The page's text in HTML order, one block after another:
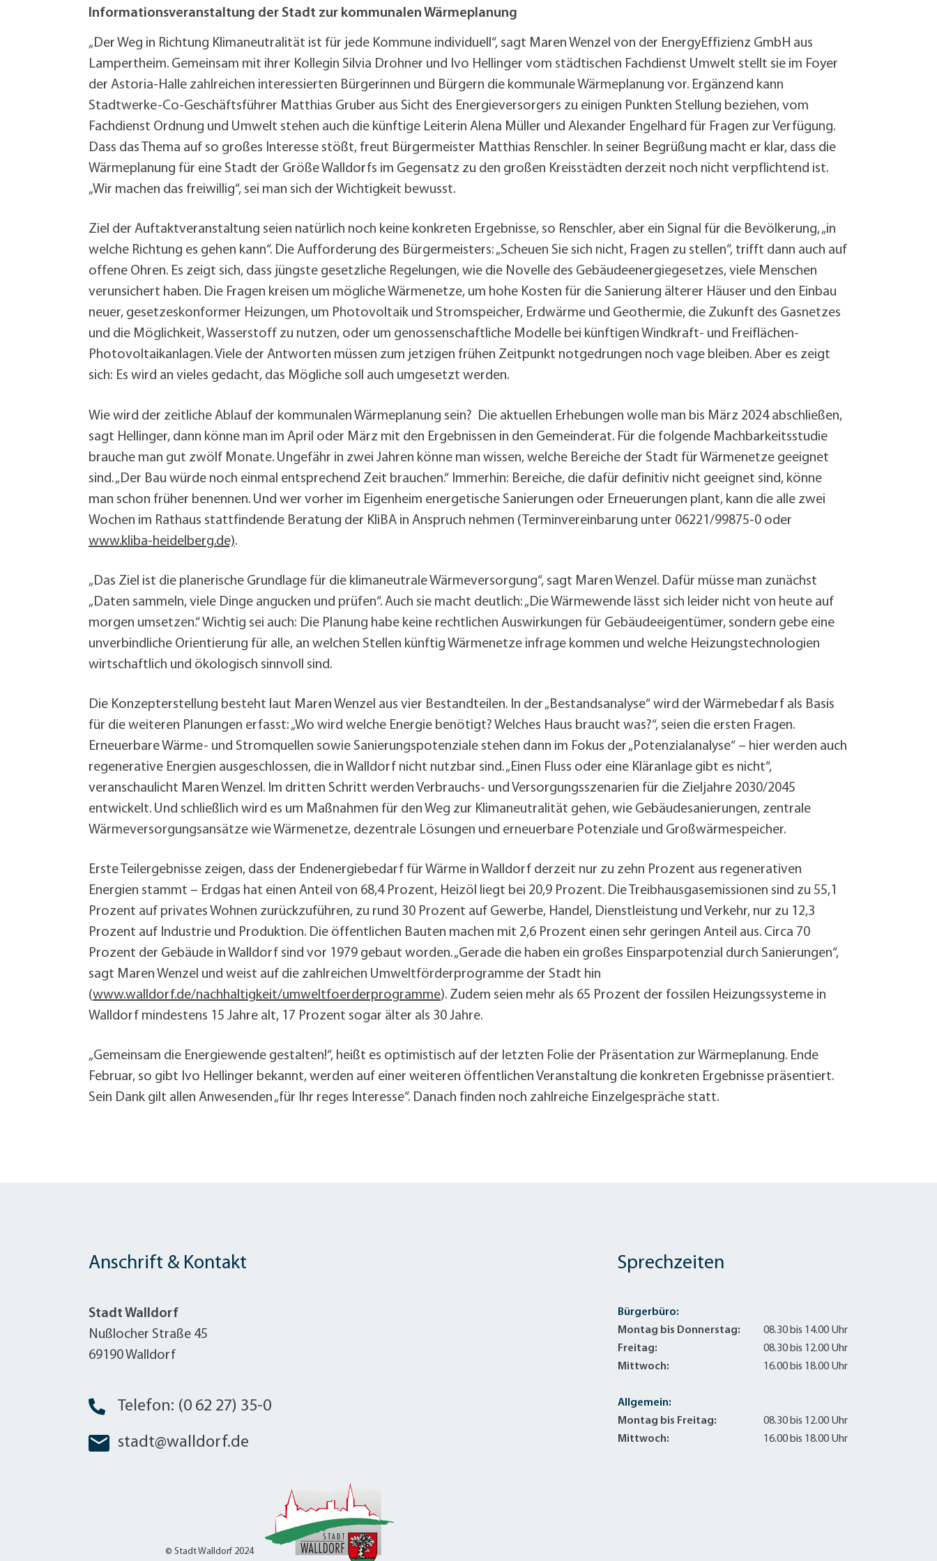
Walldorf-Süd 2. BA
Wohnungsbauförderung
Veranstaltungskalender
Was erledige ich wo?
Wegbeschreibung
Zahlen und Fakten
Informationsveranstaltung der Stadt zur kommunalen Wärmeplanung
„Der Weg in Richtung Klimaneutralität ist für jede Kommune individuell“, sagt Maren Wenzel von der EnergyEffizienz GmbH aus
Lampertheim. Gemeinsam mit ihrer Kollegin Silvia Drohner und Ivo Hellinger vom städtischen Fachdienst Umwelt stellt sie im Foyer
der Astoria-Halle zahlreichen interessierten Bürgerinnen und Bürgern die kommunale Wärmeplanung vor. Ergänzend kann
Stadtwerke-Co-Geschäftsführer Matthias Gruber aus Sicht des Energieversorgers zu einigen Punkten Stellung beziehen, vom
Fachdienst Ordnung und Umwelt stehen auch die künftige Leiterin Alena Müller und Alexander Engelhard für Fragen zur Verfügung.
Dass das Thema auf so großes Interesse stößt, freut Bürgermeister Matthias Renschler. In seiner Begrüßung macht er klar, dass die
Wärmeplanung für eine Stadt der Größe Walldorfs im Gegensatz zu den großen Kreisstädten derzeit noch nicht verpflichtend ist.
„Wir machen das freiwillig“, sei man sich der Wichtigkeit bewusst.
Ziel der Auftaktveranstaltung seien natürlich noch keine konkreten Ergebnisse, so Renschler, aber ein Signal für die Bevölkerung, „in
welche Richtung es gehen kann“. Die Aufforderung des Bürgermeisters: „Scheuen Sie sich nicht, Fragen zu stellen“, trifft dann auch auf
offene Ohren. Es zeigt sich, dass jüngste gesetzliche Regelungen, wie die Novelle des Gebäudeenergiegesetzes, viele Menschen
verunsichert haben. Die Fragen kreisen um mögliche Wärmenetze, um hohe Kosten für die Sanierung älterer Häuser und den Einbau
neuer, gesetzeskonformer Heizungen, um Photovoltaik und Stromspeicher, Erdwärme und Geothermie, die Zukunft des Gasnetzes
und die Möglichkeit, Wasserstoff zu nutzen, oder um genossenschaftliche Modelle bei künftigen Windkraft- und Freiflächen-
Photovoltaikanlagen. Viele der Antworten müssen zum jetzigen frühen Zeitpunkt notgedrungen noch vage bleiben. Aber es zeigt
sich: Es wird an vieles gedacht, das Mögliche soll auch umgesetzt werden.
Wie wird der zeitliche Ablauf der kommunalen Wärmeplanung sein? Die aktuellen Erhebungen wolle man bis März 2024 abschließen,
sagt Hellinger, dann könne man im April oder März mit den Ergebnissen in den Gemeinderat. Für die folgende Machbarkeitsstudie
brauche man gut zwölf Monate. Ungefähr in zwei Jahren könne man wissen, welche Bereiche der Stadt für Wärmenetze geeignet
sind. „Der Bau würde noch einmal entsprechend Zeit brauchen.“ Immerhin: Bereiche, die dafür definitiv nicht geeignet sind, könne
man schon früher benennen. Und wer vorher im Eigenheim energetische Sanierungen oder Erneuerungen plant, kann die alle zwei
Wochen im Rathaus stattfindende Beratung der KliBA in Anspruch nehmen (Terminvereinbarung unter 06221/99875-0 oder
www.kliba-heidelberg.de).
„Das Ziel ist die planerische Grundlage für die klimaneutrale Wärmeversorgung“, sagt Maren Wenzel. Dafür müsse man zunächst
„Daten sammeln, viele Dinge angucken und prüfen“. Auch sie macht deutlich: „Die Wärmewende lässt sich leider nicht von heute auf
morgen umsetzen.“ Wichtig sei auch: Die Planung habe keine rechtlichen Auswirkungen für Gebäudeeigentümer, sondern gebe eine
unverbindliche Orientierung für alle, an welchen Stellen künftig Wärmenetze infrage kommen und welche Heizungstechnologien
wirtschaftlich und ökologisch sinnvoll sind.
Die Konzepterstellung besteht laut Maren Wenzel aus vier Bestandteilen. In der „Bestandsanalyse“ wird der Wärmebedarf als Basis
für die weiteren Planungen erfasst: „Wo wird welche Energie benötigt? Welches Haus braucht was?“, seien die ersten Fragen.
Erneuerbare Wärme- und Stromquellen sowie Sanierungspotenziale stehen dann im Fokus der „Potenzialanalyse“ – hier werden auch
regenerative Energien ausgeschlossen, die in Walldorf nicht nutzbar sind. „Einen Fluss oder eine Kläranlage gibt es nicht“,
veranschaulicht Maren Wenzel. Im dritten Schritt werden Verbrauchs- und Versorgungsszenarien für die Zieljahre 2030/2045
entwickelt. Und schließlich wird es um Maßnahmen für den Weg zur Klimaneutralität gehen, wie Gebäudesanierungen, zentrale
Wärmeversorgungsansätze wie Wärmenetze, dezentrale Lösungen und erneuerbare Potenziale und Großwärmespeicher.
Erste Teilergebnisse zeigen, dass der Endenergiebedarf für Wärme in Walldorf derzeit nur zu zehn Prozent aus regenerativen
Energien stammt – Erdgas hat einen Anteil von 68,4 Prozent, Heizöl liegt bei 20,9 Prozent. Die Treibhausgasemissionen sind zu 55,1
Prozent auf privates Wohnen zurückzuführen, zu rund 30 Prozent auf Gewerbe, Handel, Dienstleistung und Verkehr, nur zu 12,3
Prozent auf Industrie und Produktion. Die öffentlichen Bauten machen mit 2,6 Prozent einen sehr geringen Anteil aus. Circa 70
Prozent der Gebäude in Walldorf sind vor 1979 gebaut worden. „Gerade die haben ein großes Einsparpotenzial durch Sanierungen“,
sagt Maren Wenzel und weist auf die zahlreichen Umweltförderprogramme der Stadt hin
(www.walldorf.de/nachhaltigkeit/umweltfoerderprogramme). Zudem seien mehr als 65 Prozent der fossilen Heizungssysteme in
Walldorf mindestens 15 Jahre alt, 17 Prozent sogar älter als 30 Jahre.
„Gemeinsam die Energiewende gestalten!“, heißt es optimistisch auf der letzten Folie der Präsentation zur Wärmeplanung. Ende
Februar, so gibt Ivo Hellinger bekannt, werden auf einer weiteren öffentlichen Veranstaltung die konkreten Ergebnisse präsentiert.
Sein Dank gilt allen Anwesenden „für Ihr reges Interesse“. Danach finden noch zahlreiche Einzelgespräche statt.
Anschrift & Kontakt
Stadt Walldorf
Nußlocher Straße 45
69190 Walldorf
Telefon: (0 62 27) 35-0
stadt@walldorf.de
Sprechzeiten
Bürgerbüro:
Montag bis Donnerstag:
08.30 bis 14.00 Uhr
Freitag:
08.30 bis 12.00 Uhr
Mittwoch:
16.00 bis 18.00 Uhr
Allgemein:
Montag bis Freitag:
08.30 bis 12.00 Uhr
Mittwoch:
16.00 bis 18.00 Uhr
© Stadt Walldorf 2024